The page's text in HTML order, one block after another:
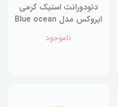
دئودورانت استیک کرمی
ایروکس مدل Blue ocean
ناموجود